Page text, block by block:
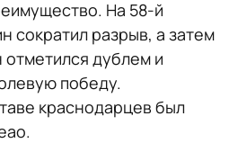
На 58-й
сократил разрыв, а затем
дублем и
победу.
краснодарцев был